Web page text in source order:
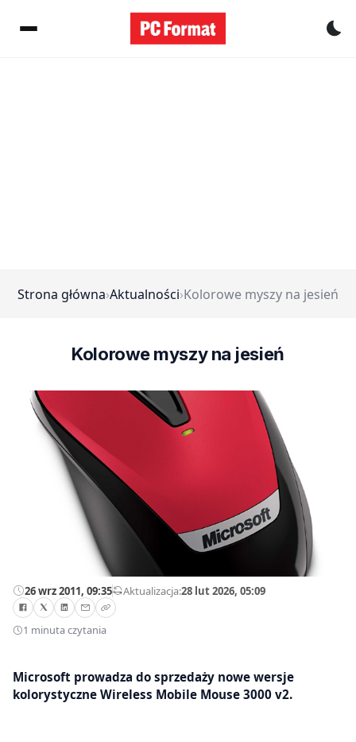
Strona główna›Aktualności›Kolorowe myszy na jesień
Kolorowe myszy na jesień
26 wrz 2011, 09:35—Aktualizacja:28 lut 2026, 05:09
1 minuta czytania
Microsoft prowadza do sprzedaży nowe wersje
kolorystyczne Wireless Mobile Mouse 3000 v2.